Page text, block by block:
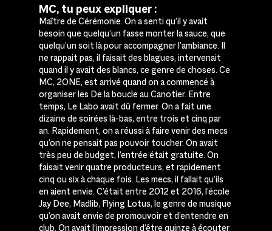
MC, tu peux expliquer :
Maître de Cérémonie. On a senti qu’il y avait
besoin que quelqu’un fasse monter la sauce, que
quelqu’un soit là pour accompagner l’ambiance. Il
ne rappait pas, il faisait des blagues, intervenait
quand il y avait des blancs, ce genre de choses. Ce
MC, 2ONE, est arrivé quand on a commencé à
organiser les De la boucle au Canotier. Entre
temps, Le Labo avait dû fermer. On a fait une
dizaine de soirées là-bas, entre trois et cinq par
an. Rapidement, on a réussi à faire venir des mecs
qu’on ne pensait pas pouvoir toucher. On avait
très peu de budget, l’entrée était gratuite. On
faisait venir quatre producteurs, et rapidement
cinq ou six à chaque fois. Les mecs, il fallait qu’ils
en aient envie. C’était entre 2012 et 2016, l’école
Jay Dee, Madlib, Flying Lotus, le genre de musique
qu’on avait envie de promouvoir et d’entendre en
club. On avait l’impression d’être quinze à écouter